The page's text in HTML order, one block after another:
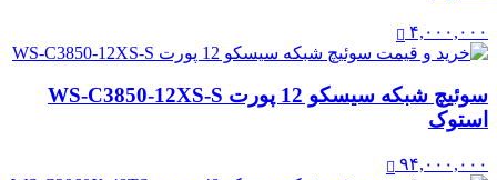
۴,۰۰۰,۰۰۰
سوئیچ شبکه سیسکو 12 پورت WS-C3850-12XS-S
استوک
۹۴,۰۰۰,۰۰۰